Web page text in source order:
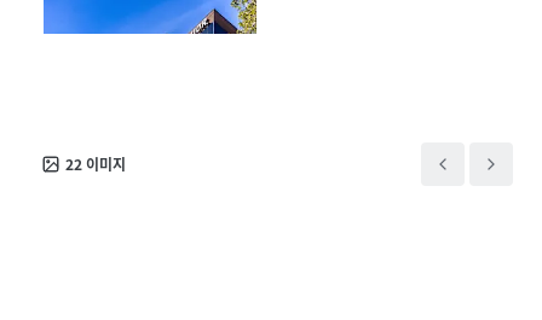
사무실 100%
22이미지